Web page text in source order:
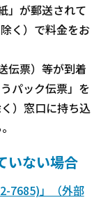
」が郵送されて
く）で料金をお
伝票）等が到着
パック伝票」を
）窓口に持ち込
いない場合
7685)」（外部